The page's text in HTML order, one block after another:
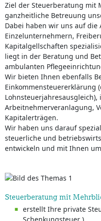
Ziel der Steuerberatung mit
ganzheitliche Betreuung
Dabei haben wir uns auf die
Einzelunternehmern,
Kapitalgellschaften
liegt in der Beratung und
ambulanten
Wir bieten Ihnen ebenfalls
Einkommensteuererklärung
Arbeitnehmerveranlagung,
Kapitalerträgen.
Wir haben uns darauf
steuerliche und
entwickeln und mit Ihnen
Steuerberatung mit
erstellt Ihre private